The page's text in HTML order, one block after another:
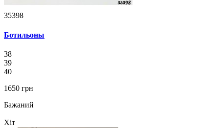
35398
Ботильоны
38
39
40
1650 грн
Бажаний
Хіт